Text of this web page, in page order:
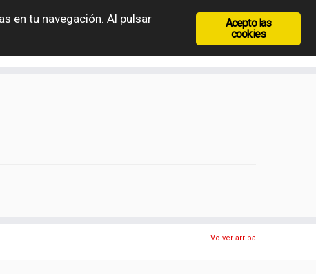
Grecia Rep. Checa Hungría
Rumanía
Volver arriba
Acepto las
cookies
en tu navegación. Al pulsar